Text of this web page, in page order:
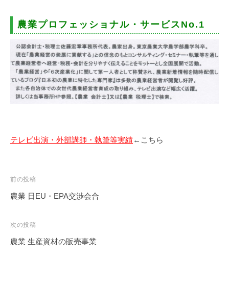
農業プロフェッショナル・サービスNo.1
テレビ出演・外部講師・執筆等実績←こちら
投
稿
ビ
ゲ
前の投稿
農業 日EU・EPA交渉会合
次の投稿
農業 生産資材の販売事業